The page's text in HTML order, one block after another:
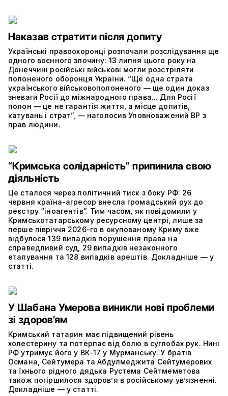
Наказав стратити після допиту
Українські правоохоронці розпочали розслідування ще
одного воєнного злочину: 13 липня цього року на
Донеччині російські військові могли розстріляти
полоненого оборонця України. “Ще одна страта
українського військовополоненого — ще один доказ
зневаги Росії до міжнародного права... Для Росії
полон — це не гарантія життя, а місце допитів,
катувань і страт”, — наголосив Уповноважений ВР з
прав людини.
“Кримська солідарність” припинила свою
діяльність
Це сталося через політичний тиск з боку РФ: 26
червня країна-агресор внесла громадський рух до
реєстру “іноагентів”. Тим часом, як повідомили у
Кримськотатарському ресурсному центрі, лише за
перше півріччя 2026-го в окупованому Криму вже
відбулося 139 випадків порушення права на
справедливий суд, 29 випадків незаконного
етапування та 128 випадків арештів. Докладніше — у
статті.
У Шабана Умерова виникли нові проблеми
зі здоров’ям
Кримський татарин має підвищений рівень
холестерину та потерпає від болю в суглобах рук. Нині
РФ утримує його у ВК-17 у Мурманську. У братів
Османа, Сейтумера та Абдулмеджита Сейтумерових
та їхнього рідного дядька Рустема Сейтмеметова
також погіршилося здоров’я в російському ув’язненні.
Докладніше — у статті.